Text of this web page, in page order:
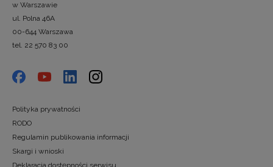
w Warszawie
ul. Polna 46A
00-644 Warszawa
tel. 22 570 83 00
Polityka prywatności
RODO
Regulamin publikowania informacji
Skargi i wnioski
Deklaracja dostępności serwisu